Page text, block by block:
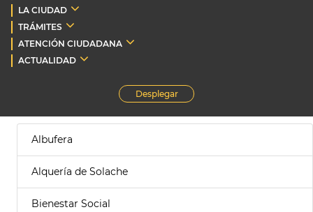
LA CIUDAD
TRÁMITES
ATENCIÓN CIUDADANA
ACTUALIDAD
Desplegar
Albufera
Alquería de Solache
Bienestar Social